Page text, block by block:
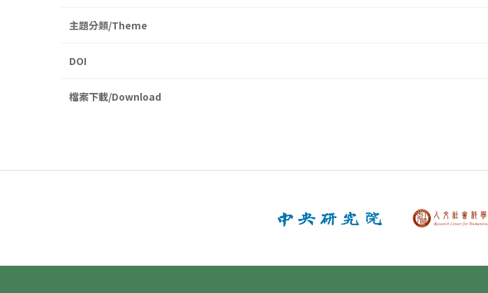
主題分類/Theme
DOI
檔案下載/Download